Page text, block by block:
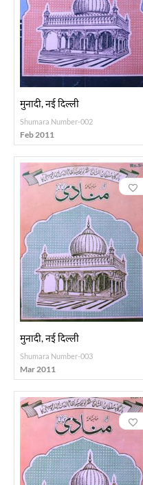
मुनादी, नई दिल्ली
Shumara Number-002
Feb 2011
मुनादी, नई दिल्ली
Shumara Number-003
Mar 2011